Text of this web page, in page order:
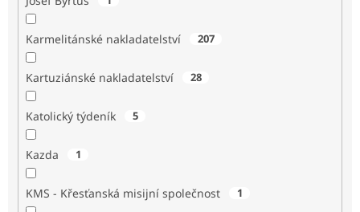
Karmelitánské nakladatelství 207
Kartuziánské nakladatelství 28
Katolický týdeník 5
Kazda 1
KMS - Křesťanská misijní společnost 1